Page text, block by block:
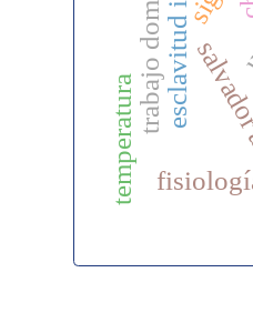
temperatura